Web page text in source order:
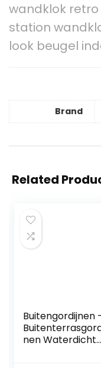
wandklok
station
look beugel
Brand
Related
Buitengordijnen
nen Waterdicht